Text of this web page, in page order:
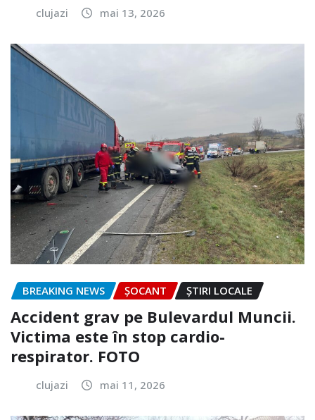
clujazi mai 13, 2026
BREAKING NEWS ȘOCANT ȘTIRI LOCALE
Accident grav pe Bulevardul Muncii.
Victima este în stop cardio-
respirator. FOTO
clujazi mai 11, 2026